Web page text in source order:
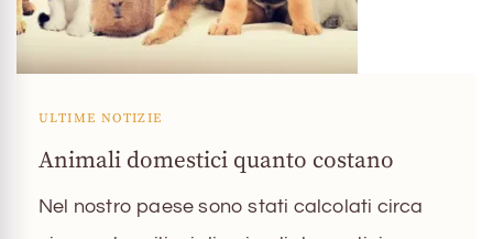
ULTIME NOTIZIE
Animali domestici quanto costano
Nel nostro paese sono stati calcolati circa